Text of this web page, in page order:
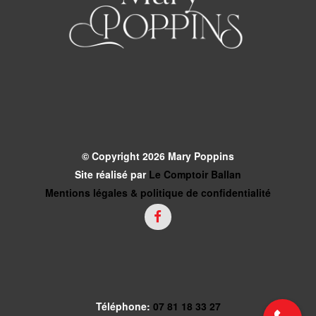
© Copyright 2026 Mary Poppins
Site réalisé par Le Comptoir Ballan
Mentions légales & politique de confidentialité
Téléphone: 07 81 18 33 27